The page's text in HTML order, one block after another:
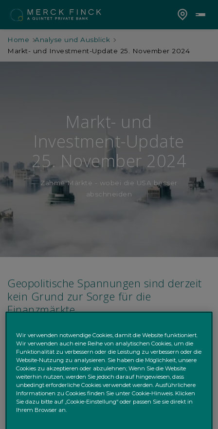
Home
Analyse und Ausblick
Markt- und Investment-Update 25. November 2024
Markt- und
Investment-Update
25. November 2024
Zahme Märkte - wobei die USA besser
abschneiden
Geopolitische Spannungen sind derzeit
kein Grund zur Sorge für die
Finanzmärkte
Die Festtage stehen noch nicht vor der Tür und die
Märkte waren vergangene Woche relativ ruhig und
könnten es auch diese Woche bleiben, da der
Datenkalender nicht voll gespickt ist. Allerdings gab es
einige wichtige geopolitische Entwicklungen: die
Spannungen zwischen Russland und der Ukraine lösten
eine Reaktion auf dem Rohstoffmarkt aus, der Goldpreis
nahm wieder Kurs in Richtung seines bisherigen
Wir verwenden notwendige Cookies, damit die Website funktioniert.
Wir verwenden auch eine Reihe von analytischen Cookies, um die
Funktionalität zu verbessern oder die Leistung zu verbessern oder die
Website-Nutzung zu analysieren. Sie haben die Möglichkeit, unsere
Cookies zu akzeptieren oder abzulehnen; Wenn Sie die Website
weiterhin nutzen, werden Sie jedoch darauf hingewiesen, dass
unbedingt erforderliche Cookies verwendet werden. Ausführlichere
Informationen zu Cookies finden Sie unter Cookie-Hinweis. Klicken
Sie dazu bitte auf „Cookie-Einstellung“ oder passen Sie sie direkt in
Ihrem Browser an.